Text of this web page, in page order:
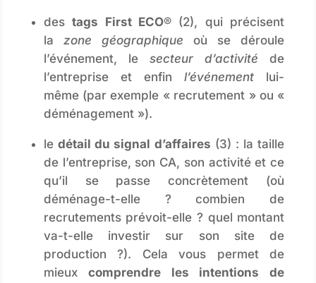
des tags First ECO® (2), qui précisent
la
zone géographique
où se déroule
l’événement, le
secteur d’activité
de
l’entreprise et enfin
l’événement
lui-
même (par exemple « recrutement » ou «
déménagement »).
le détail du signal d’affaires (3) : la taille
de l’entreprise, son CA, son activité et ce
qu’il se passe concrètement (où
déménage-t-elle ? combien de
recrutements prévoit-elle ? quel montant
va-t-elle investir sur son site de
production ?). Cela vous permet de
mieux
comprendre les intentions de